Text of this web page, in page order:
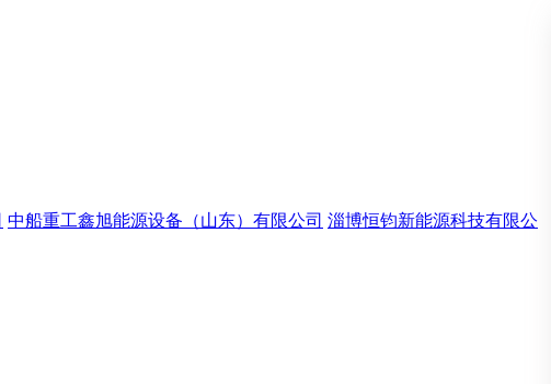
中船重工鑫旭能源设备（山东）有限公司 淄博恒钧新能源科技有限公